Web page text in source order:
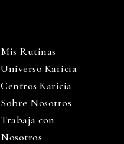
Mis Rutinas
Universo Karicia
Centros Karicia
Sobre Nosotros
Trabaja con
Nosotros